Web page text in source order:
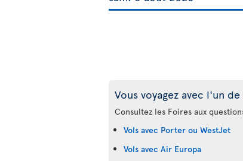
Vous voyagez avec l'un
Consultez les Foires aux
Vols avec Porter ou WestJet
Vols avec Air Europa